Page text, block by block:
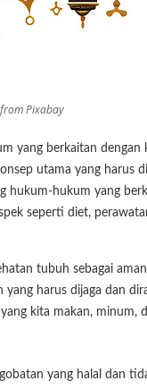
Pixabay
yang berkaitan dengan
utama yang harus
hukum-hukum yang
seperti diet,
tubuh sebagai
harus dijaga dan
kita makan, minum,
yang halal dan